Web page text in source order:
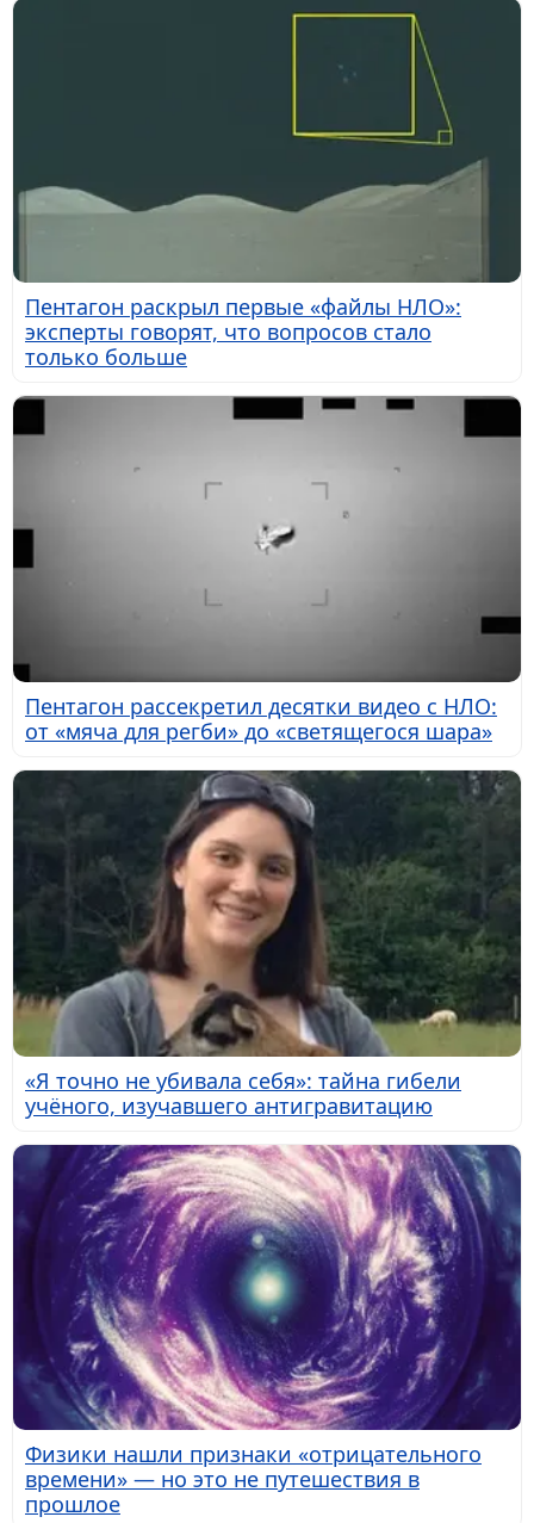
Пентагон раскрыл первые «файлы НЛО»:
эксперты говорят, что вопросов стало
только больше
Пентагон рассекретил десятки видео с НЛО:
от «мяча для регби» до «светящегося шара»
«Я точно не убивала себя»: тайна гибели
учёного, изучавшего антигравитацию
Физики нашли признаки «отрицательного
времени» — но это не путешествия в
прошлое